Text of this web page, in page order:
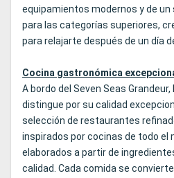
equipamientos modernos y de
para las categorías superiores,
para relajarte después de un día
Cocina gastronómica
A bordo del Seven Seas
distingue por su calidad
selección de restaurantes
inspirados por cocinas de todo el
elaborados a partir de
calidad. Cada comida se